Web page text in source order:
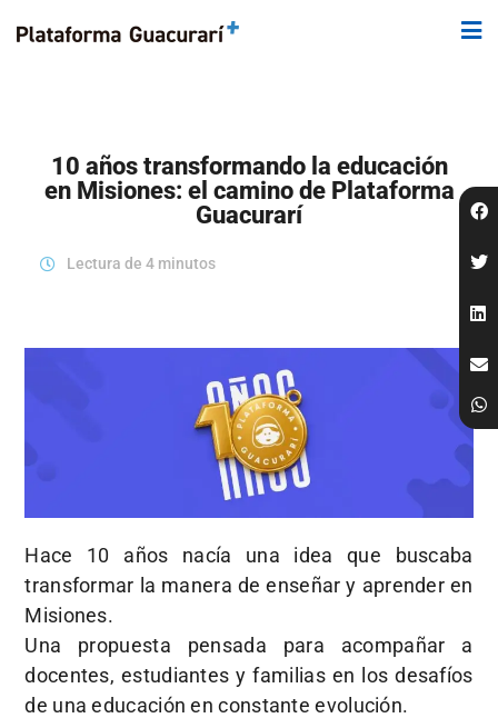
10 años transformando la educación
en Misiones: el camino de Plataforma
Guacurarí
Lectura de 4 minutos
Hace 10 años nacía una idea que buscaba
transformar la manera de enseñar y aprender en
Misiones.
Una propuesta pensada para acompañar a
docentes, estudiantes y familias en los desafíos
de una educación en constante evolución.